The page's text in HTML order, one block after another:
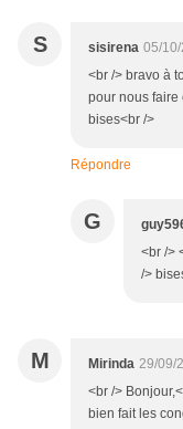
S sisirena 05/
<br /> bravo à
pour nous faire
bises<br />
Répondre
G
<br />
/>
M Mirinda 29/09/
<br />
bien fait les